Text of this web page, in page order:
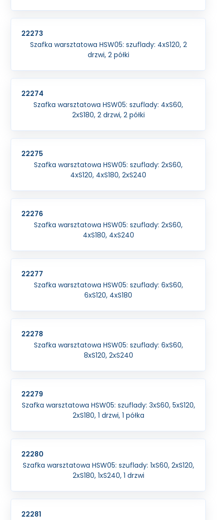
22273
Szafka warsztatowa HSW05: szuflady: 4xS120, 2
drzwi, 2 półki
22274
Szafka warsztatowa HSW05: szuflady: 4xS60,
2xS180, 2 drzwi, 2 półki
22275
Szafka warsztatowa HSW05: szuflady: 2xS60,
4xS120, 4xS180, 2xS240
22276
Szafka warsztatowa HSW05: szuflady: 2xS60,
4xS180, 4xS240
22277
Szafka warsztatowa HSW05: szuflady: 6xS60,
6xS120, 4xS180
22278
Szafka warsztatowa HSW05: szuflady: 6xS60,
8xS120, 2xS240
22279
Szafka warsztatowa HSW05: szuflady: 3xS60, 5xS120,
2xS180, 1 drzwi, 1 półka
22280
Szafka warsztatowa HSW05: szuflady: 1xS60, 2xS120,
2xS180, 1xS240, 1 drzwi
22281